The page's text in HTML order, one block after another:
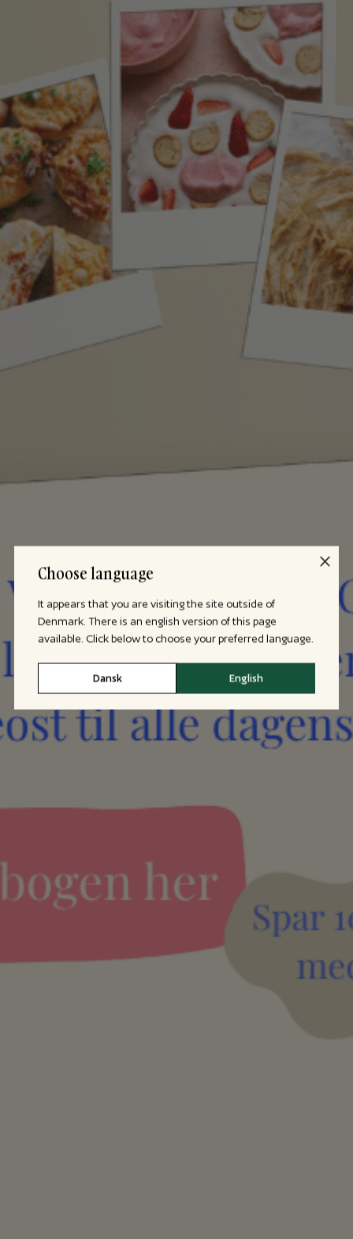
Choose language
It appears that you are visiting the site outside of
Denmark. There is an english version of this page
available. Click below to choose your preferred language.
Dansk English